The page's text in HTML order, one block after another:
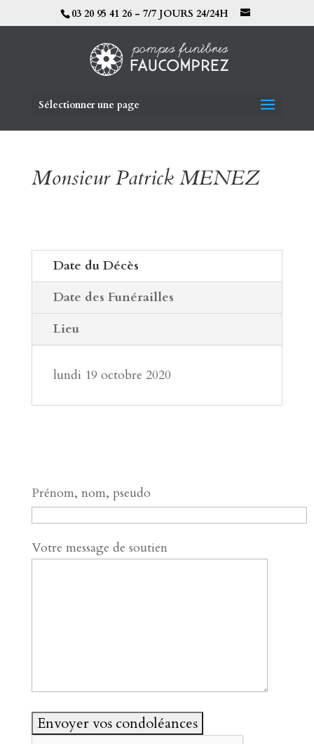
03 20 95 41 26 - 7/7 JOURS 24/24H
Sélectionner une page
Monsieur Patrick MENEZ
Date du Décès
Date des Funérailles
Lieu
lundi 19 octobre 2020
Prénom, nom, pseudo
Votre message de soutien